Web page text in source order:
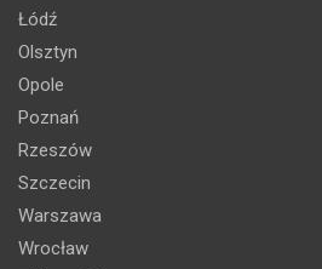
Łódź
Olsztyn
Opole
Poznań
Rzeszów
Szczecin
Warszawa
Wrocław